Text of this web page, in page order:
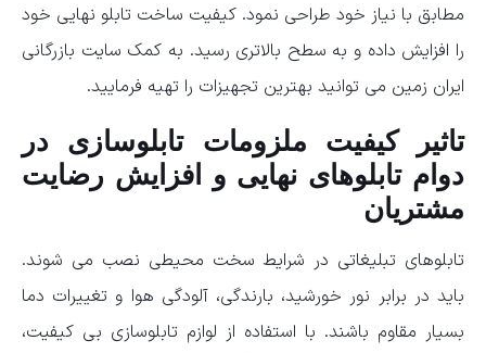
مطابق با نیاز خود طراحی نمود. کیفیت ساخت تابلو نهایی خود
را افزایش داده و به سطح بالاتری رسید. به کمک سایت بازرگانی
ایران زمین می توانید بهترین تجهیزات را تهیه فرمایید.
تاثیر کیفیت ملزومات تابلوسازی در
دوام تابلوهای نهایی و افزایش رضایت
مشتریان
تابلوهای تبلیغاتی در شرایط سخت محیطی نصب می شوند.
باید در برابر نور خورشید، بارندگی، آلودگی هوا و تغییرات دما
بسیار مقاوم باشند. با استفاده از لوازم تابلوسازی بی کیفیت،